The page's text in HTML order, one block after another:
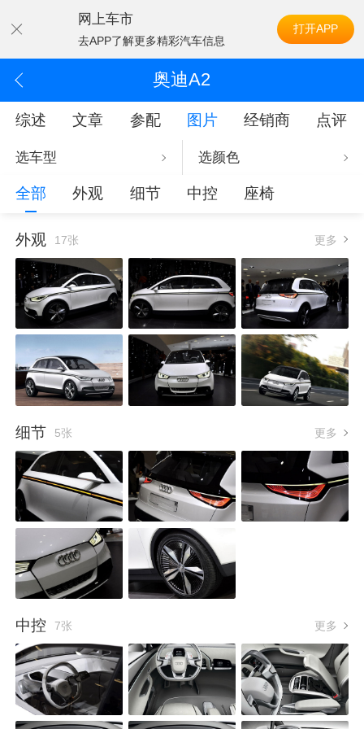
网上车市
去APP了解更多精彩汽车信息
打开APP
奥迪A2
综述 文章 参配 图片 经销商 点评
选车型 选颜色
全部 外观 细节 中控 座椅
外观 17张 更多
细节 5张 更多
中控 7张 更多